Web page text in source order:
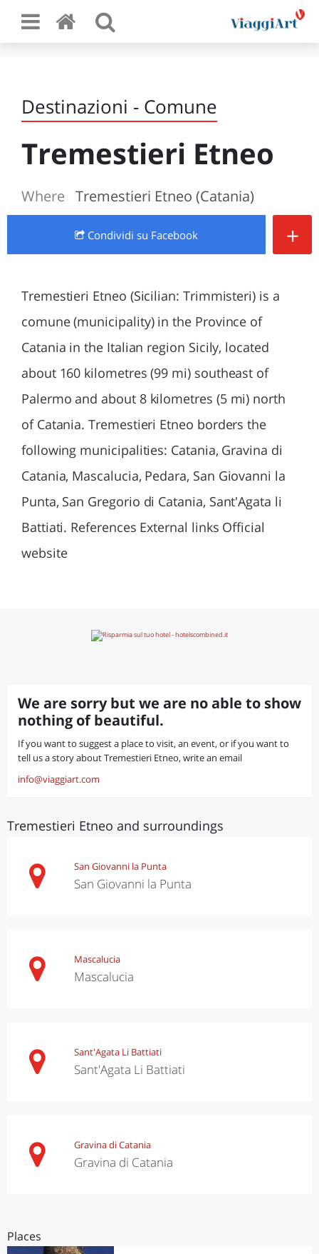
Destinazioni - Comune
Tremestieri Etneo
Where Tremestieri Etneo (Catania)
Condividi su Facebook +
Tremestieri Etneo (Sicilian: Trimmisteri) is a
comune (municipality) in the Province of
Catania in the Italian region Sicily, located
about 160 kilometres (99 mi) southeast of
Palermo and about 8 kilometres (5 mi) north
of Catania. Tremestieri Etneo borders the
following municipalities: Catania, Gravina di
Catania, Mascalucia, Pedara, San Giovanni la
Punta, San Gregorio di Catania, Sant'Agata li
Battiati. References External links Official
website
We are sorry but we are no able to show
nothing of beautiful.
If you want to suggest a place to visit, an event, or if you want to
tell us a story about Tremestieri Etneo, write an email
info@viaggiart.com
Tremestieri Etneo and surroundings
San Giovanni la Punta
San Giovanni la Punta
Mascalucia
Mascalucia
Sant'Agata Li Battiati
Sant'Agata Li Battiati
Gravina di Catania
Gravina di Catania
Places